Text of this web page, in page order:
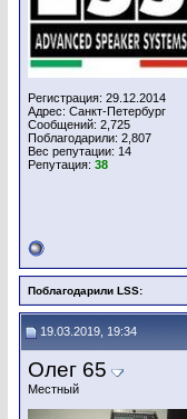
Регистрация: 29.12.2014
Адрес: Санкт-Петербург
Сообщений: 2,725
Поблагодарили: 2,807
Вес репутации: 14
Репутация: 38
Поблагодарили LSS:
19.03.2019, 19:34
Олег 65
Местный